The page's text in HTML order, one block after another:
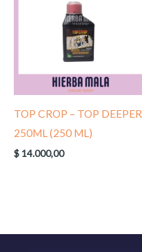
TOP CROP – TOP DEEPER
250ML (250 ML)
$ 14.000,00